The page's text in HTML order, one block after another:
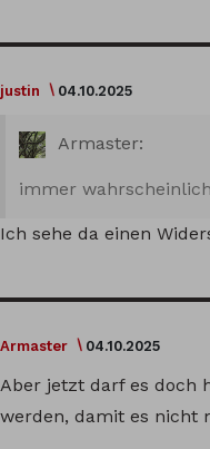
justin 04.10.2025
Armaster:
immer
Ich sehe da einen
Armaster 04.10.2025
Aber jetzt darf es doch
werden, damit es nicht